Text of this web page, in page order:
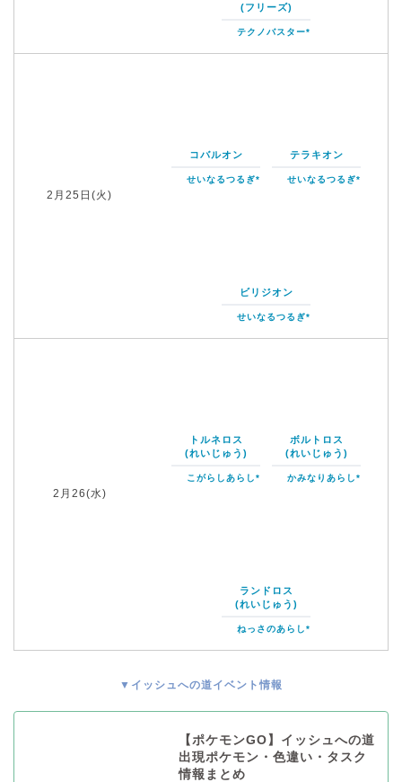
(フリーズ)
テクノバスター*
2月25日(火)
コバルオン
せいなるつるぎ*
テラキオン
せいなるつるぎ*
ビリジオン
せいなるつるぎ*
2月26(水)
トルネロス
(れいじゅう)
こがらしあらし*
ボルトロス
(れいじゅう)
かみなりあらし*
ランドロス
(れいじゅう)
ねっさのあらし*
▼イッシュへの道イベント情報
【ポケモンGO】イッシュへの道
出現ポケモン・色違い・タスク
情報まとめ